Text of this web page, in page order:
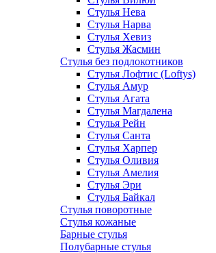
Стулья Нева
Стулья Нарва
Стулья Хевиз
Стулья Жасмин
Стулья без подлокотников
Стулья Лофтис (Loftys)
Стулья Амур
Стулья Агата
Стулья Магдалена
Стулья Рейн
Стулья Санта
Стулья Харпер
Стулья Оливия
Стулья Амелия
Стулья Эри
Стулья Байкал
Стулья поворотные
Стулья кожаные
Барные стулья
Полубарные стулья